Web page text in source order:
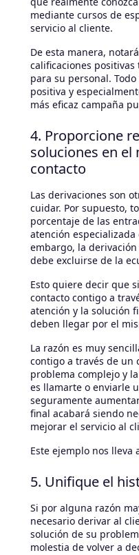
mediante cursos de
servicio al cliente.
De esta manera,
calificaciones
para su personal.
positiva y
más eficaz campaña
4. Proporcione
soluciones en el
contacto
Las derivaciones son
cuidar. Por supuesto,
porcentaje de las
atención
embargo, la
debe excluirse de la
Esto quiere decir que
contacto contigo a
atención y la solución
deben llegar por el
La razón es muy
contigo a través de un
problema complejo y
es llamarte o enviarle
seguramente
final acabará siendo
mejorar el servicio al
Este ejemplo nos
5. Unifique el
Si por alguna razón
necesario derivar al
solución de su
molestia de volver a